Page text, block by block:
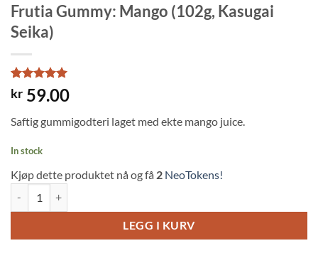
Frutia Gummy: Mango (102g, Kasugai
Seika)
Rated5
out of 5
1
customer
kr 59.00
Saftig gummigodteri laget med ekte mango juice.
In stock
Kjøp dette produktet nå og få 2 NeoTokens!
LEGG I KURV